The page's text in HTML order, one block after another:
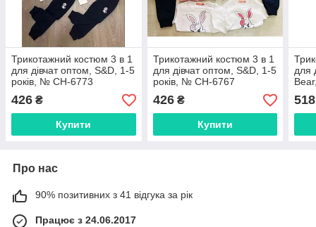
Трикотажний костюм 3 в 1
для дівчат оптом, S&D, 1-5
років, № CH-6773
426 ₴
Купити
Трикотажний костюм 3 в 1
для дівчат оптом, S&D, 1-5
років, № CH-6767
426₴
Купити
для
518
Про нас
90% позитивних з 41 відгука за рік
Працює з 24.06.2017